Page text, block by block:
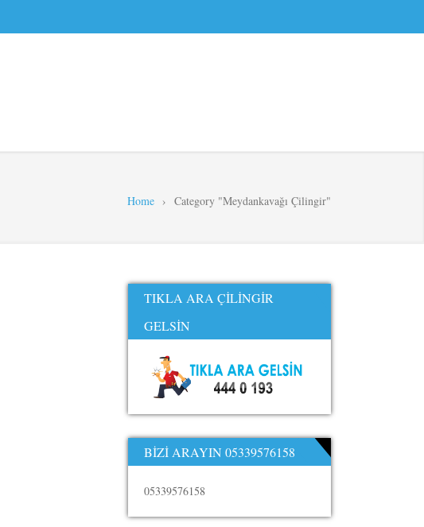
Home › Category "Meydankavağı Çilingir"
TIKLA ARA ÇILINGIR
GELSIN
BIZI ARAYIN 05339576158
05339576158